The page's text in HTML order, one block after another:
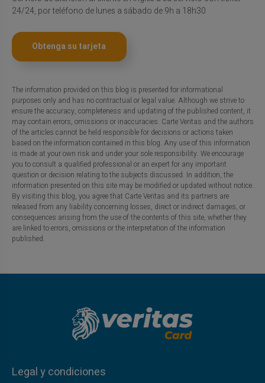
24/24, por teléfono de lunes a sábado de 9h a 18h30
Obtenga su tarjeta
The information provided on this blog is presented for informational
purposes only and has no contractual or legal value. Although we strive to
ensure the accuracy, completeness and updating of the published content, it
may contain errors, omissions or inaccuracies. Carte Veritas and the authors
of the articles cannot be held responsible for decisions or actions taken
based on the information contained in this blog. Any use of this information
is made at your own risk and under your sole responsibility. We encourage
you to consult a qualified professional or an expert for any important
question or decision relating to the subjects discussed. In addition, the
information presented on this site may be modified or updated without notice.
By visiting this blog, you agree that Carte Veritas and its partners are
released from any liability concerning losses, direct or indirect damages, or
consequences arising from the use of the contents of this site, whether they
are linked to errors, omissions or the interpretation of the information
published.
Legal y condiciones